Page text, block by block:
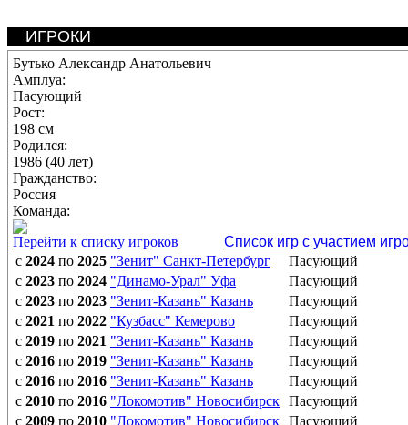
ИГРОКИ
Бутько Александр Анатольевич
Амплуа:
Пасующий
Рост:
198 см
Родился:
1986 (40 лет)
Гражданство:
Россия
Команда:
Перейти к списку игроков
Список игр с участием
с 2024 по 2025 "Зенит" Санкт-Петербург
Пасующий
с 2023 по 2024 "Динамо-Урал" Уфа
Пасующий
с 2023 по 2023 "Зенит-Казань" Казань
Пасующий
с 2021 по 2022 "Кузбасс" Кемерово
Пасующий
с 2019 по 2021 "Зенит-Казань" Казань
Пасующий
с 2016 по 2019 "Зенит-Казань" Казань
Пасующий
с 2016 по 2016 "Зенит-Казань" Казань
Пасующий
с 2010 по 2016 "Локомотив" Новосибирск Пасующий
с 2009 по 2010 "Локомотив" Новосибирск Пасующий